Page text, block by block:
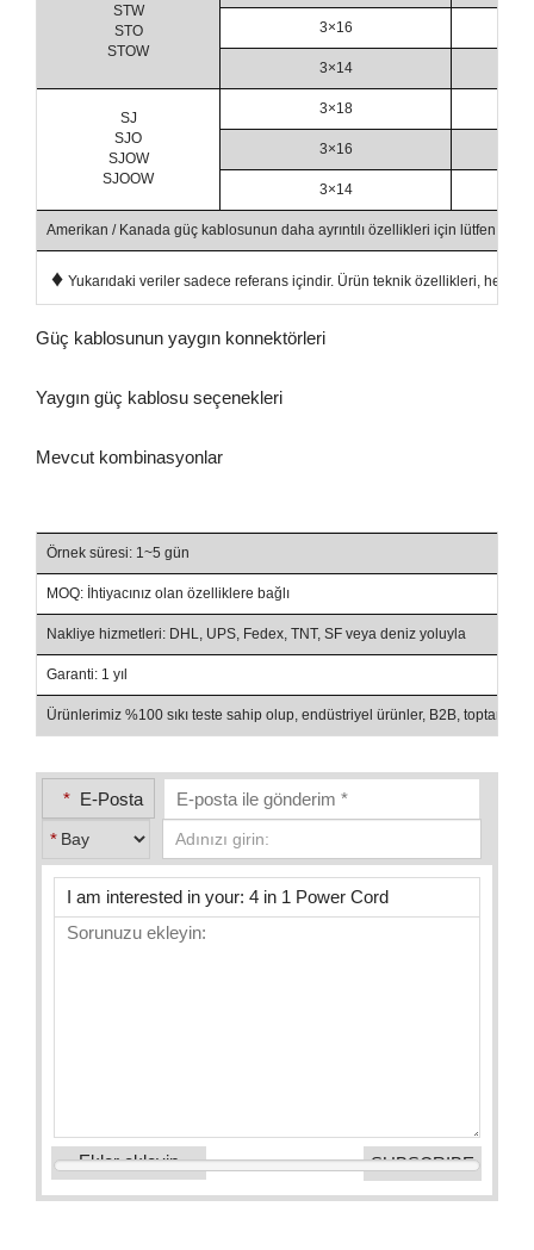
STW
STO
STOW
3×16
3×14
SJ
SJO
SJOW
SJOOW
3×18
3×16
3×14
Amerikan / Kanada güç kablosunun daha ayrıntılı özellikleri için lütfen
♦ Yukarıdaki veriler sadece referans içindir. Ürün teknik özellikleri, her iki
Güç kablosunun yaygın konnektörleri
Yaygın güç kablosu seçenekleri
Mevcut kombinasyonlar
Örnek süresi: 1~5 gün
MOQ: İhtiyacınız olan özelliklere bağlı
Nakliye hizmetleri: DHL, UPS, Fedex, TNT, SF veya deniz yoluyla
Garanti: 1 yıl
Ürünlerimiz %100 sıkı teste sahip olup, endüstriyel ürünler, B2B, toptan
* E-Posta
*
Ekler ekleyin